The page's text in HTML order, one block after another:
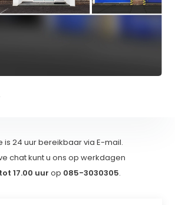
is 24 uur bereikbaar via E-mail.
chat kunt u ons op werkdagen
17.00 uur op 085-3030305.